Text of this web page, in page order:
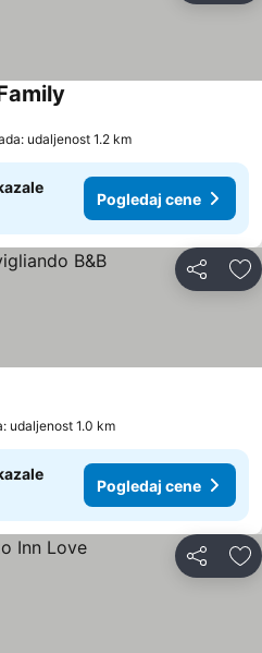
udaljenost 1.2 km
Pogledaj cene
Deli
udaljenost 1.0 km
Pogledaj cene
Deli